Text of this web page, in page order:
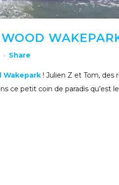
Share
Wakepark ! Julien Z et Tom, des
ce petit coin de paradis qu’est